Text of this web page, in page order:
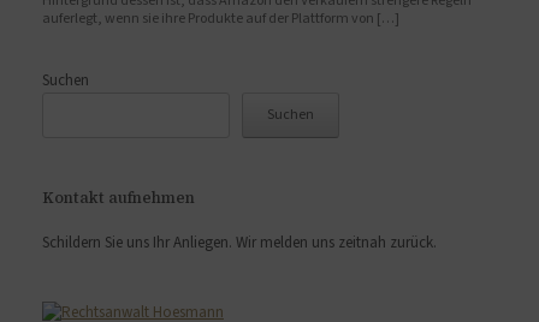
auferlegt, wenn sie ihre Produkte auf der Plattform von […]
Suchen
Suchen
Kontakt aufnehmen
Schildern Sie uns Ihr Anliegen. Wir melden uns zeitnah zurück.